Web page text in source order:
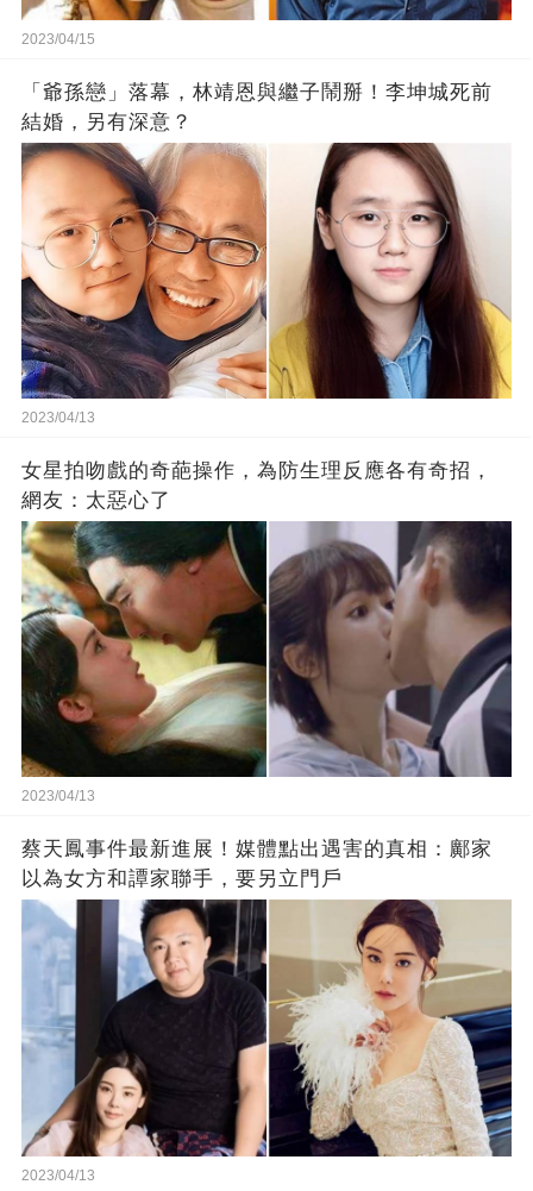
2023/04/15
「爺孫戀」落幕，林靖恩與繼子鬧掰！李坤城死前
結婚，另有深意？
2023/04/13
女星拍吻戲的奇葩操作，為防生理反應各有奇招，
網友：太惡心了
2023/04/13
蔡天鳳事件最新進展！媒體點出遇害的真相：鄺家
以為女方和譚家聯手，要另立門戶
2023/04/13